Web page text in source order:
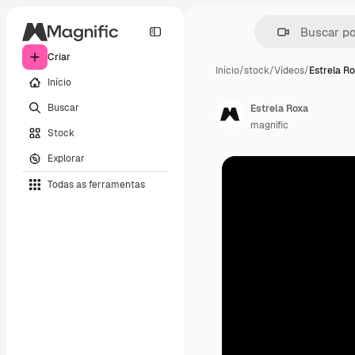
Criar
Início
Buscar
Stock
Explorar
Todas as ferramentas
Início/stock/Vídeos/Estrela
Estrela Roxa
magnific